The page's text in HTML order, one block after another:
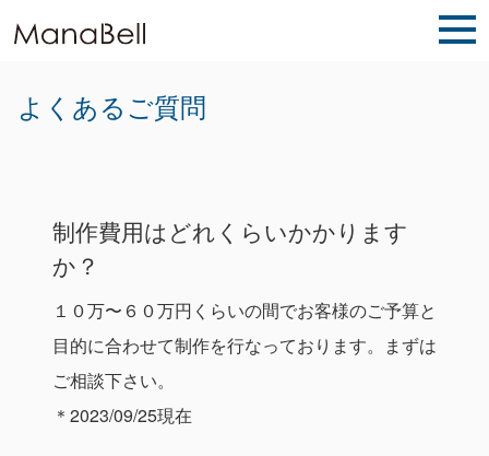
よくあるご質問
制作費用はどれくらいかかります
か？
１０万〜６０万円くらいの間でお客様のご予算と
目的に合わせて制作を行なっております。まずは
ご相談下さい。
＊2023/09/25現在